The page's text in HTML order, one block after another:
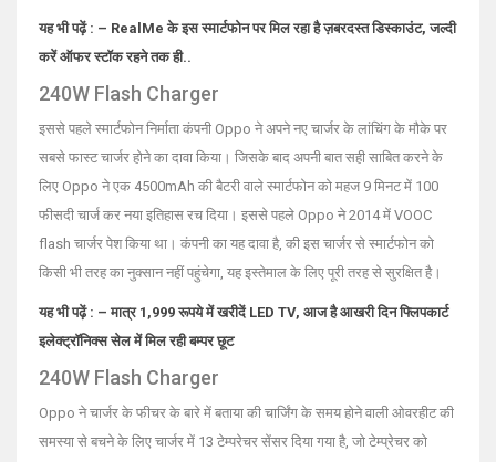
यह भी पढ़ें : – RealMe के इस स्मार्टफोन पर मिल रहा है ज़बरदस्त डिस्काउंट, जल्दी
करें ऑफर स्टॉक रहने तक ही..
240W Flash Charger
इससे पहले स्मार्टफोन निर्माता कंपनी Oppo ने अपने नए चार्जर के लांचिंग के मौके पर
सबसे फास्ट चार्जर होने का दावा किया। जिसके बाद अपनी बात सही साबित करने के
लिए Oppo ने एक 4500mAh की बैटरी वाले स्मार्टफोन को महज 9 मिनट में 100
फीसदी चार्ज कर नया इतिहास रच दिया। इससे पहले Oppo ने 2014 में VOOC
flash चार्जर पेश किया था। कंपनी का यह दावा है, की इस चार्जर से स्मार्टफोन को
किसी भी तरह का नुक्सान नहीं पहुंचेगा, यह इस्तेमाल के लिए पूरी तरह से सुरक्षित है।
यह भी पढ़ें : – मात्र 1,999 रूपये में खरीदें LED TV, आज है आखरी दिन फ्लिपकार्ट
इलेक्ट्रॉनिक्स सेल में मिल रही बम्पर छूट
240W Flash Charger
Oppo ने चार्जर के फीचर के बारे में बताया की चार्जिंग के समय होने वाली ओवरहीट की
समस्या से बचने के लिए चार्जर में 13 टेम्परेचर सेंसर दिया गया है, जो टेम्प्रेचर को